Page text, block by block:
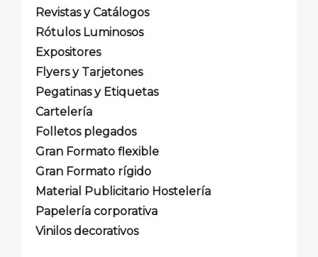
Revistas y Catálogos
Rótulos Luminosos
Expositores
Flyers y Tarjetones
Pegatinas y Etiquetas
Cartelería
Folletos plegados
Gran Formato flexible
Gran Formato rígido
Material Publicitario Hostelería
Papelería corporativa
Vinilos decorativos